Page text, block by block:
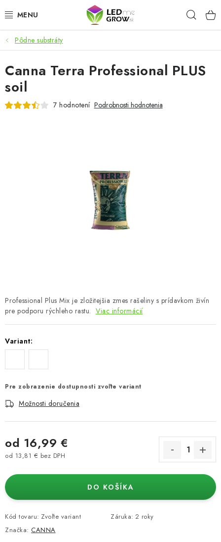
na
AKCIE
LED OSVETLENIE PRE RASTLINY
PESTOVATEĽSKÉ POTREBY
O nákupu
Blog
Predávané značky
Podmienky o ochrane osobných údajov
Pôdne substráty
Professional Plus Mix je zložitejšia zmes rašeliny s prídavkom živín
pre podporu rýchleho rastu. Viac informácií
Variant:
Pre zobrazenie dostupnosti zvoľte variant
Možnosti doručenia
od 16,99 €
od 13,81 € bez DPH
DO KOŠÍKA
Kód tovaru: Zvoľte variant Záruka: 2 roky
Značka: CANNA
Canna Terra Professional PLUS
soil
7 hodnotení Podrobnosti hodnotenia